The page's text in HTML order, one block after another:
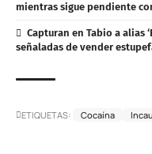
mientras sigue pendiente
Capturan en Tabio a alias
señaladas de vender
ETIQUETAS: Cocaína